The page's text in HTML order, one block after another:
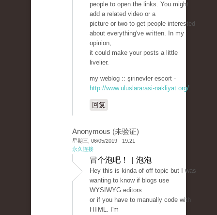
people to open the links. You might
add a related video or a
picture or two to get people interested
about everything've written. In my
opinion,
it could make your posts a little
livelier.
my weblog :: şirinevler escort -
http://www.uluslararasi-nakliyat.org/
回复
Anonymous (未验证)
星期三, 06/05/2019 - 19:21
永久连接
冒个泡吧！ | 泡泡
Hey this is kinda of off topic but I was
wanting to know if blogs use
WYSIWYG editors
or if you have to manually code with
HTML. I'm